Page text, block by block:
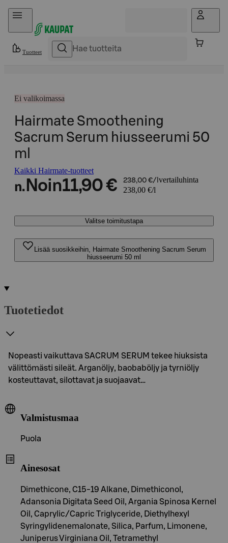
Hyppää sisältöön
Tuotteet
Ei valikoimassa
Hairmate Smoothening
Sacrum Serum hiusseerumi 50
ml
Kaikki Hairmate-tuotteet
n. Noin11,90 € 238,00 €/l vertailuhinta
238,00 €/l
Valitse toimitustapa
Lisää suosikkeihin, Hairmate Smoothening Sacrum Serum
hiusseerumi 50 ml
Tuotetiedot
Nopeasti vaikuttava SACRUM SERUM tekee hiuksista
välittömästi sileät. Arganöljy, baobaböljy ja tyrniöljy
kosteuttavat, silottavat ja suojaavat…
Valmistusmaa
Puola
Ainesosat
Dimethicone, C15-19 Alkane, Dimethiconol,
Adansonia Digitata Seed Oil, Argania Spinosa Kernel
Oil, Caprylic/Capric Triglyceride, Diethylhexyl
Syringylidenemalonate, Silica, Parfum, Limonene,
Juniperus Virginiana Oil, Tetramethyl